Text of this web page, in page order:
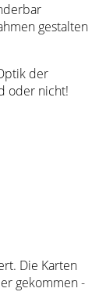
gestalten
der
oder nicht!
Die Karten
gekommen -